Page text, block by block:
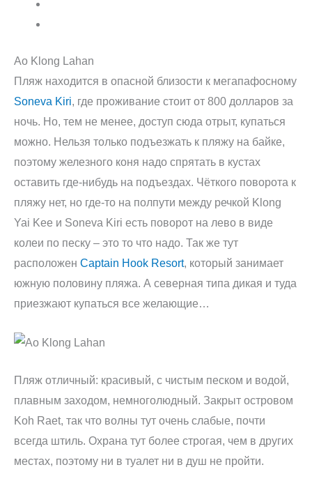
Ao Klong Lahan
Пляж находится в опасной близости к мегапафосному
Soneva Kiri, где проживание стоит от 800 долларов за
ночь. Но, тем не менее, доступ сюда отрыт, купаться
можно. Нельзя только подъезжать к пляжу на байке,
поэтому железного коня надо спрятать в кустах
оставить где-нибудь на подъездах. Чёткого поворота к
пляжу нет, но где-то на полпути между речкой Klong
Yai Kee и Soneva Kiri есть поворот на лево в виде
колеи по песку – это то что надо. Так же тут
расположен Captain Hook Resort, который занимает
южную половину пляжа. А северная типа дикая и туда
приезжают купаться все желающие…
Пляж отличный: красивый, с чистым песком и водой,
плавным заходом, немноголюдный. Закрыт островом
Koh Raet, так что волны тут очень слабые, почти
всегда штиль. Охрана тут более строгая, чем в других
местах, поэтому ни в туалет ни в душ не пройти.